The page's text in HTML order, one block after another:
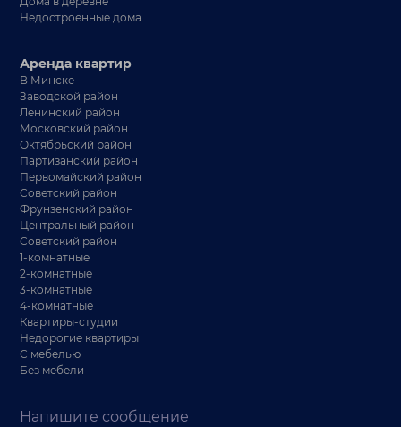
Недостроенные дома
Напишите сообщение
Аренда квартир
В Минске
Заводской район
Ленинский район
Московский район
Октябрьский район
Партизанский район
Первомайский район
Советский район
Фрунзенский район
Центральный район
Советский район
1-комнатные
2-комнатные
3-комнатные
4-комнатные
Квартиры-студии
Недорогие квартиры
С мебелью
Без мебели